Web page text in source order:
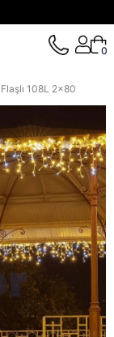
0
108L 2x80